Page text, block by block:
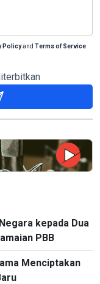
Policyand Terms of Service
kepada Dua
PBB
Menciptakan